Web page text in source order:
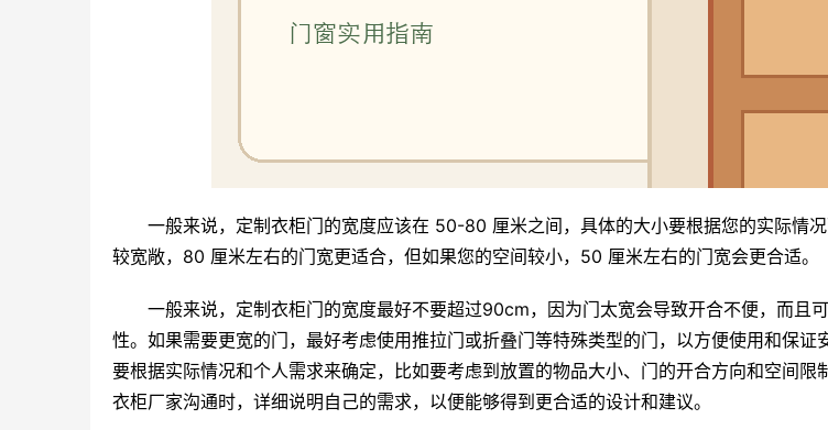
一般来说，定制衣柜门的宽度应该在 50-80 厘米之间，具体的大小要根据您的实际情
较宽敞，80 厘米左右的门宽更适合，但如果您的空间较小，50 厘米左右的门宽会更合适。
一般来说，定制衣柜门的宽度最好不要超过90cm，因为门太宽会导致开合不便，而且
性。如果需要更宽的门，最好考虑使用推拉门或折叠门等特殊类型的门，以方便使用和保证
要根据实际情况和个人需求来确定，比如要考虑到放置的物品大小、门的开合方向和空间限
衣柜厂家沟通时，详细说明自己的需求，以便能够得到更合适的设计和建议。